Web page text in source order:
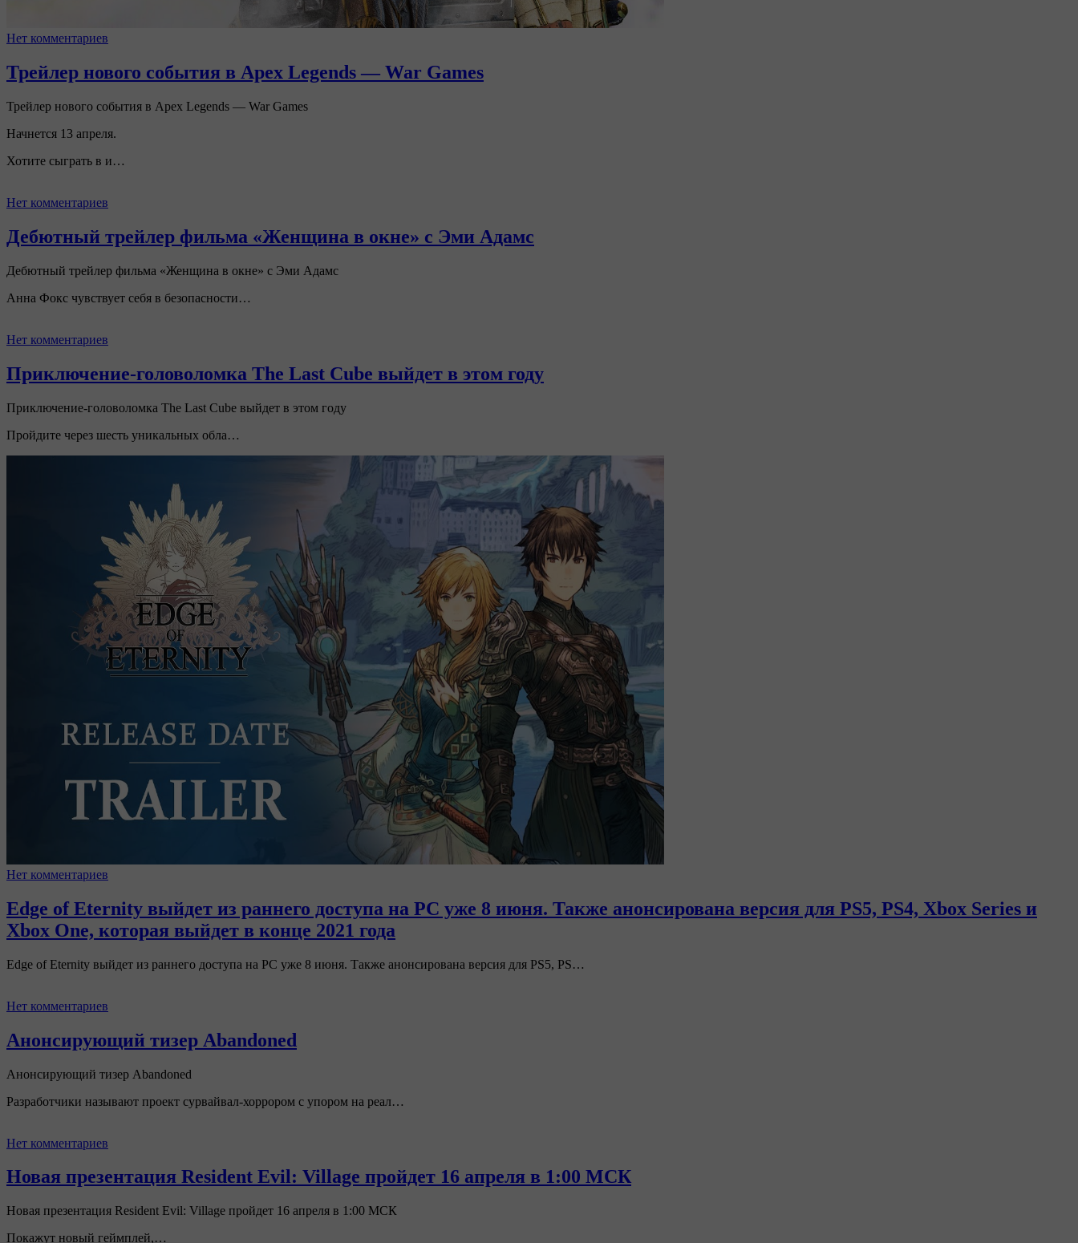
Нет комментариев
Трейлер нового события в Apex Legends — War Games
Трейлер нового события в Apex Legends — War Games
Начнется 13 апреля.
Хотите сыграть в и…
Нет комментариев
Дебютный трейлер фильма «Женщина в окне» с Эми Адамс
Дебютный трейлер фильма «Женщина в окне» с Эми Адамс
Анна Фокс чувствует себя в безопасности…
Нет комментариев
Приключение-головоломка The Last Cube выйдет в этом году
Приключение-головоломка The Last Cube выйдет в этом году
Пройдите через шесть уникальных обла…
Нет комментариев
Edge of Eternity выйдет из раннего доступа на PC уже 8 июня. Также анонсирована версия для PS5, PS4, Xbox Series и
Xbox One, которая выйдет в конце 2021 года
Edge of Eternity выйдет из раннего доступа на PC уже 8 июня. Также анонсирована версия для PS5, PS…
Нет комментариев
Анонсирующий тизер Abandoned
Анонсирующий тизер Abandoned
Разработчики называют проект сурвайвал-хоррором с упором на реал…
Нет комментариев
Новая презентация Resident Evil: Village пройдет 16 апреля в 1:00 МСК
Новая презентация Resident Evil: Village пройдет 16 апреля в 1:00 МСК
Покажут новый геймплей,…